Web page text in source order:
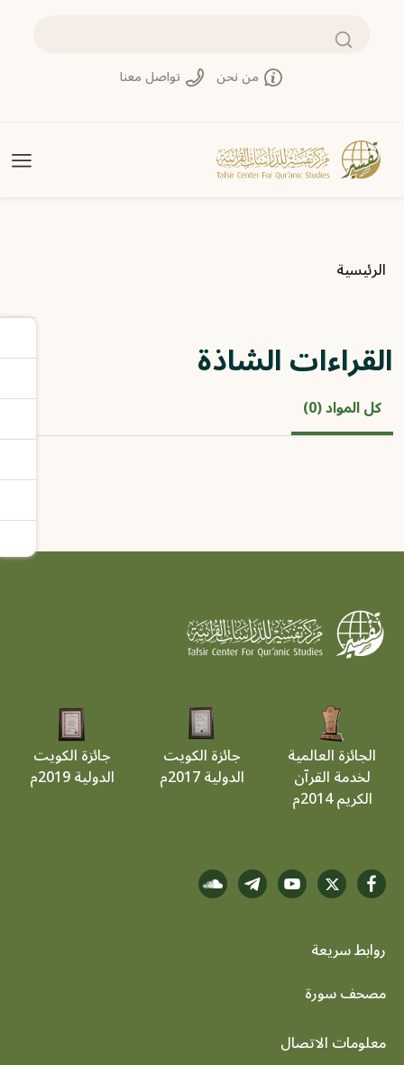
بحث
من نحن تواصل معنا
مسار التنقل
الرئيسية
القراءات الشاذة
كل المواد (0)
الجائزة العالمية
لخدمة القرآن
الكريم 2014م
جائزة الكويت
الدولية 2017م
جائزة الكويت
الدولية 2019م
روابط سريعة
footer menu
مصحف سورة
معلومات الاتصال